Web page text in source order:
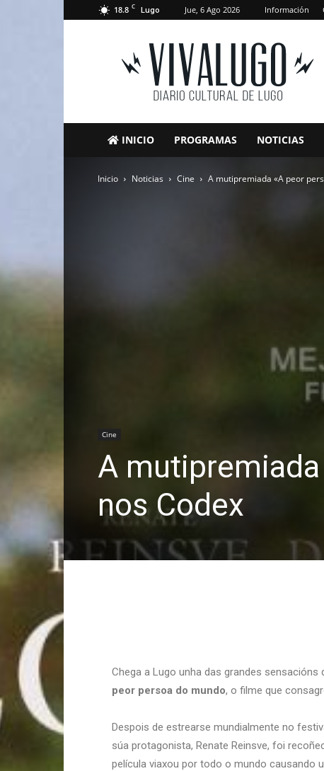
18.8 C Lugo Jue, 6 Ago 2026 Información
VivaLugo
INICIO PROGRAMAS NOTICIAS
Inicio Noticias Cine A mutipremiada «A peor
Cine
A
nos Codex
Chega a Lugo unha das grandes sensacións
peor persoa do mundo, o filme que
Despois de estrearse mundialmente no
súa protagonista, Renate Reinsve, foi
película viaxou por todo o mundo causando